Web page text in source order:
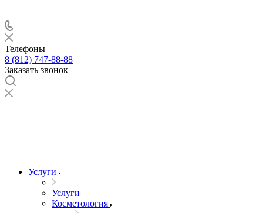
Телефоны
8 (812) 747-88-88
Заказать звонок
Услуги
Услуги
Косметология